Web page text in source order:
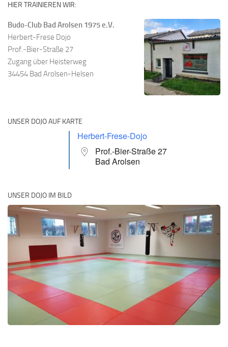
HIER TRAINIEREN WIR:
Budo-Club Bad Arolsen 1975 e.V.
Herbert-Frese Dojo
Prof.-Bier-Straße 27
Zugang über Heisterweg
34454 Bad Arolsen-Helsen
UNSER DOJO AUF KARTE
Herbert-Frese-Dojo
Prof.-Bier-Straße 27
Bad Arolsen
UNSER DOJO IM BILD